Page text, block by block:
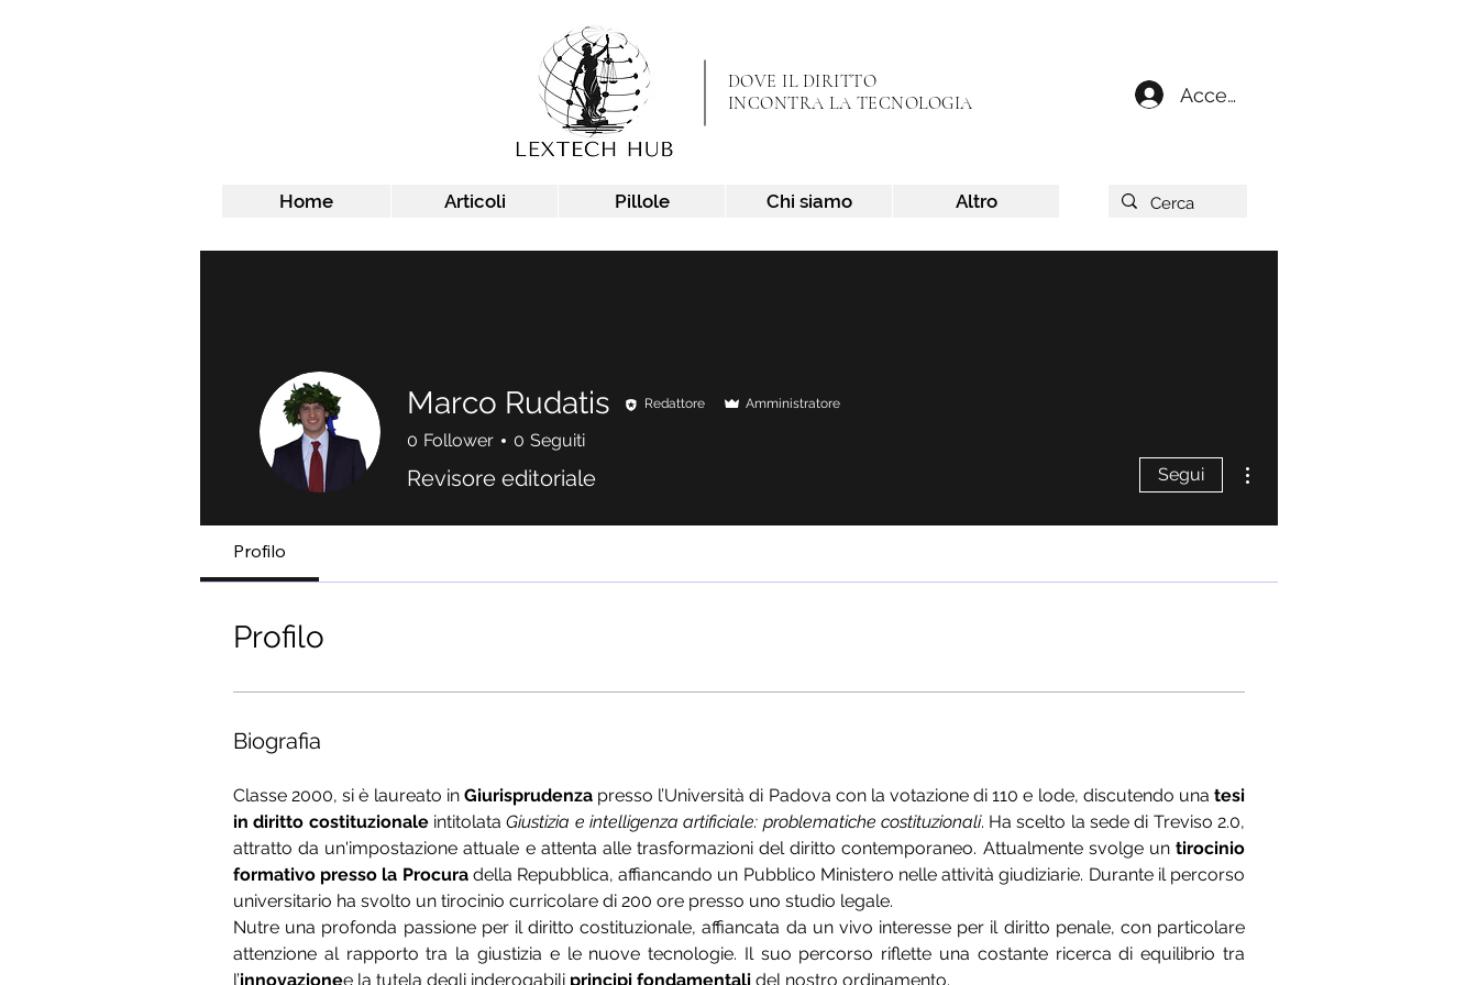
DOVE IL DIRITTO
INCONTRA LA TECNOLOGIA
Home Articoli Pillole Chi siamo Altro
Accedi
Marco Rudatis Redattore Amministratore
0 Follower 0 Seguiti
Revisore editoriale Segui
Profilo
Profilo
Biografia
Classe 2000, si è laureato in Giurisprudenza presso l’Università di Padova con la votazione di 110 e lode, discutendo una tesi
in diritto costituzionale intitolata Giustizia e intelligenza artificiale: problematiche costituzionali. Ha scelto la sede di Treviso 2.0,
attratto da un'impostazione attuale e attenta alle trasformazioni del diritto contemporaneo. Attualmente svolge un tirocinio
formativo presso la Procura della Repubblica, affiancando un Pubblico Ministero nelle attività giudiziarie. Durante il percorso
universitario ha svolto un tirocinio curricolare di 200 ore presso uno studio legale.
Nutre una profonda passione per il diritto costituzionale, affiancata da un vivo interesse per il diritto penale, con particolare
attenzione al rapporto tra la giustizia e le nuove tecnologie. Il suo percorso riflette una costante ricerca di equilibrio tra
l’innovazionee la tutela degli inderogabili principi fondamentali del nostro ordinamento.